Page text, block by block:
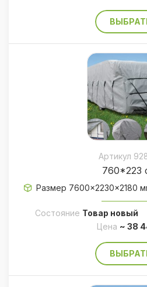
Артикул
760*223
Размер 7600×2230×2180
Состояние Товар новый
Цена ~ 38